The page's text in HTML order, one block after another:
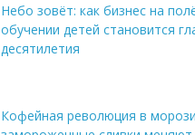
Небо зовёт: как бизнес на
обучении детей становится
десятилетия
Кофейная революция в